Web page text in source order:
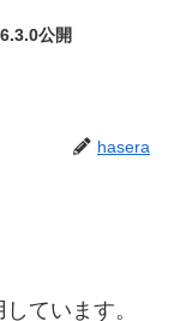
公開
hasera
ています。